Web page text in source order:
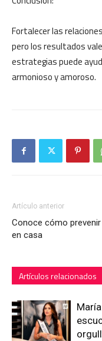
Fortalecer las
pero los resultados
estrategias puede
armonioso y amoroso.
Artículo anterior
Conoce cómo
en casa
Artículos relacionados